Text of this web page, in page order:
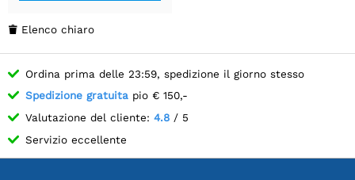
 Elenco chiaro
Ordina prima delle 23:59, spedizione il giorno stesso
Spedizione gratuita pio € 150,-
Valutazione del cliente: 4.8 / 5
Servizio eccellente